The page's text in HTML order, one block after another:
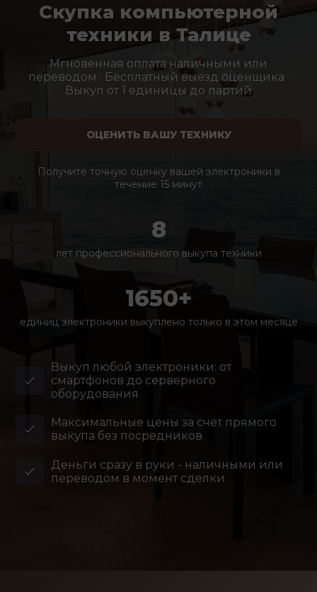
Скупка компьютерной
техники в Талице
Мгновенная оплата наличными или
переводом · Бесплатный выезд оценщика ·
Выкуп от 1 единицы до партий
ОЦЕНИТЬ ВАШУ ТЕХНИКУ
Получите точную оценку вашей электроники в
течение 15 минут
8
лет профессионального выкупа техники
1650+
единиц электроники выкуплено только в этом месяце
Выкуп любой электроники: от
смартфонов до серверного
оборудования
Максимальные цены за счет прямого
выкупа без посредников
Деньги сразу в руки - наличными или
переводом в момент сделки